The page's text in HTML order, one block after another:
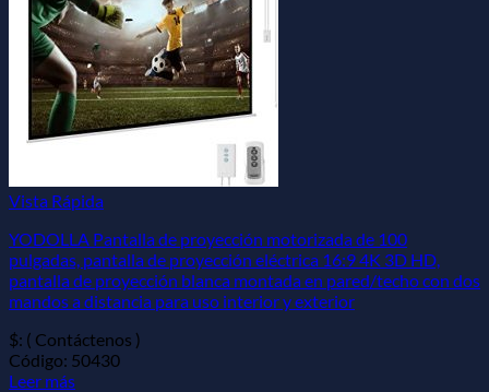
Vista Rápida
YODOLLA Pantalla de proyección motorizada de 100
pulgadas, pantalla de proyección eléctrica 16:9 4K 3D HD,
pantalla de proyección blanca montada en pared/techo con dos
mandos a distancia para uso interior y exterior
$: ( Contáctenos )
Código: 50430
Leer más